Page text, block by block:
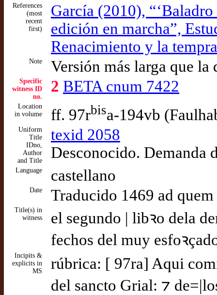
References
(most
recent
first)
García (2010),
edición en marcha”,
Renacimiento y la
Note Versión más larga que
Specific
witness ID
no.
2 BETA cnum 7422
Location
in volume
ff. 97rbisa-194vb
Uniform
Title
IDno,
Author
and Title
texid 2058
Desconocido. Demanda
Language castellano
Date Traducido 1469 ad quem
Title(s) in
witness
el segundo | libꝛo dela
fechos del muy
Incipits &
explicits in
MS
rúbrica: [ 97ra] Aqui
del sancto Grial: ⁊